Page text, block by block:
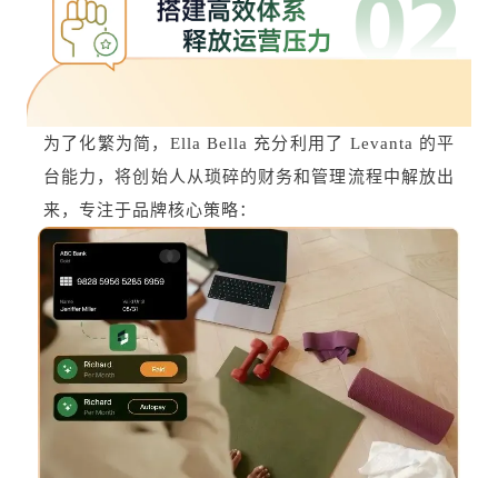
为了化繁为简，Ella Bella 充分利用了 Levanta 的平
台能力，将创始人从琐碎的财务和管理流程中解放出
来，专注于品牌核心策略：